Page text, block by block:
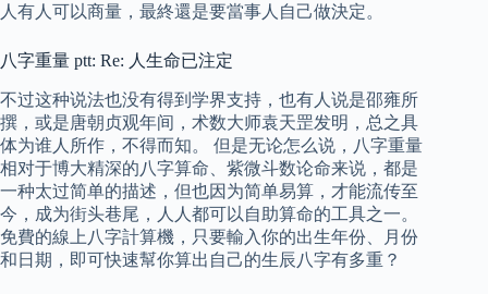
人有人可以商量，最終還是要當事人自己做決定。
八字重量 ptt: Re: 人生命已注定
不过这种说法也没有得到学界支持，也有人说是邵雍所
撰，或是唐朝贞观年间，术数大师袁天罡发明，总之具
体为谁人所作，不得而知。 但是无论怎么说，八字重量
相对于博大精深的八字算命、紫微斗数论命来说，都是
一种太过简单的描述，但也因为简单易算，才能流传至
今，成为街头巷尾，人人都可以自助算命的工具之一。
免費的線上八字計算機，只要輸入你的出生年份、月份
和日期，即可快速幫你算出自己的生辰八字有多重？